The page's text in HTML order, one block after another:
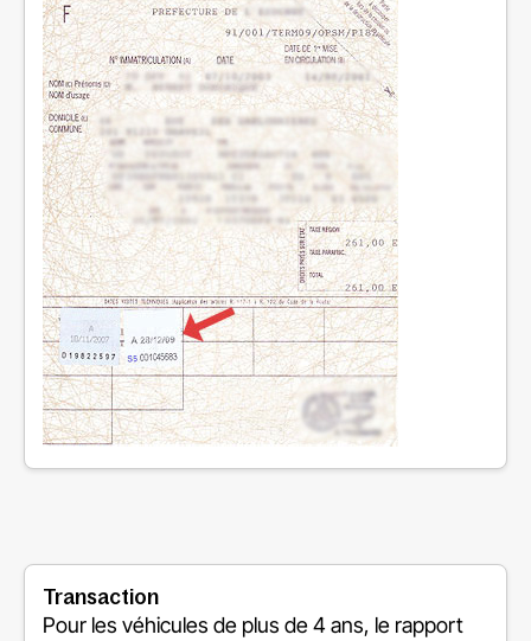
Transaction
Pour les véhicules de plus de 4 ans, le rapport